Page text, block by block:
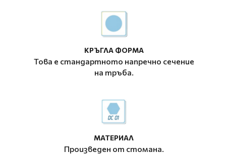
КРЪГЛА ФОРМА
Това е стандартното напречно сечение
на тръба.
МАТЕРИАЛ
Произведен от стомана.